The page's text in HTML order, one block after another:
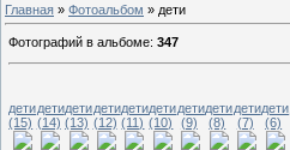
Главная » Фотоальбом » дети
Фотографий в альбоме: 347
дети
(15)
дети
(14)
дети
(13)
дети
(12)
дети
(11)
дети
(10)
дети
(9)
дети
(8)
дети
(7)
дети
(6)